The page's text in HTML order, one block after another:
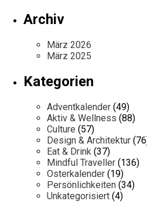
Archiv
März 2026
März 2025
Kategorien
Adventkalender (49)
Aktiv & Wellness (88)
Culture (57)
Design & Architektur
Eat & Drink (37)
Mindful Traveller (136)
Osterkalender (19)
Persönlichkeiten (34)
Unkategorisiert (4)